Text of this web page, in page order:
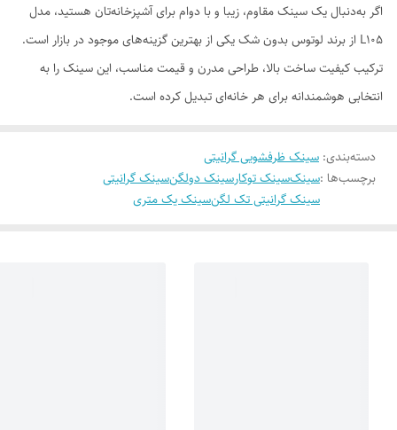
اگر به‌دنبال یک سینک مقاوم، زیبا و با دوام برای آشپزخانه‌تان هستید، مدل
L105 از برند لوتوس بدون شک یکی از بهترین گزینه‌های موجود در بازار است.
ترکیب کیفیت ساخت بالا، طراحی مدرن و قیمت مناسب، این سینک را به
انتخابی هوشمندانه برای هر خانه‌ای تبدیل کرده است.
دسته‌بندی: سینک ظرفشویی گرانیتی
برچسب‌ها :سینکسینک توکارسینک دولگنسینک گرانیتی
سینک گرانیتی تک لگنسینک یک متری